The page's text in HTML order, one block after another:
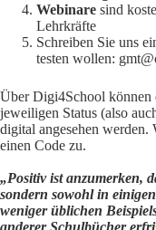
Webinare sind
Lehrkräfte
Schreiben Sie uns
testen wollen:
Über Digi4School können
jeweiligen Status (also
digital angesehen
einen Code zu.
„Positiv ist anzumerken,
sondern sowohl in
weniger üblichen
anderer Schulbücher